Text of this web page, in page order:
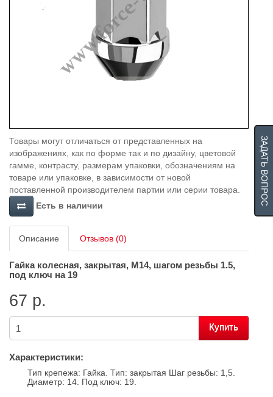
Товары могут отличаться от представленных на
изображениях, как по форме так и по дизайну, цветовой
гамме, контрасту, размерам упаковки, обозначениям на
товаре или упаковке, в зависимости от новой
поставленной производителем партии или серии товара.
Есть в наличии
Описание Отзывов (0)
Гайка колесная, закрытая, M14, шагом резьбы 1.5,
под ключ на 19
67 р.
Купить
Характеристики:
Тип крепежа: Гайка. Тип: закрытая Шаг резьбы: 1,5.
Диаметр: 14. Под ключ: 19.
ЗАДАТЬ ВОПРОС